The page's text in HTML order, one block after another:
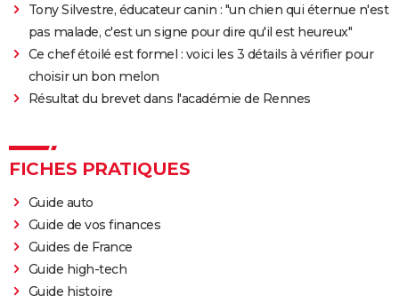
Tony Silvestre, éducateur canin : "un chien qui éternue n'est
pas malade, c'est un signe pour dire qu'il est heureux"
Ce chef étoilé est formel : voici les 3 détails à vérifier pour
choisir un bon melon
Résultat du brevet dans l'académie de Rennes
FICHES PRATIQUES
Guide auto
Guide de vos finances
Guides de France
Guide high-tech
Guide histoire